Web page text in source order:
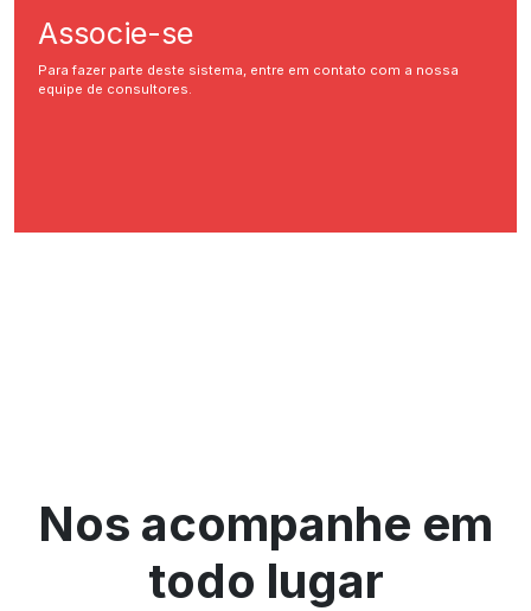
Associe-se
Para fazer parte deste sistema, entre em contato com a nossa
equipe de consultores.
Nos acompanhe em
todo lugar